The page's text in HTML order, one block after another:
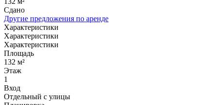
Сдано
Другие предложения по аренде
Характеристики
Характеристики
Характеристики
Площадь
132 м²
Этаж
1
Вход
Отдельный с улицы